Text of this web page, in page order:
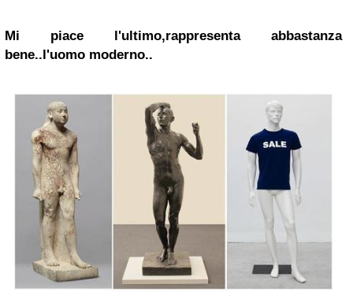
Mi piace l'ultimo,rappresenta abbastanza
bene..l'uomo moderno..